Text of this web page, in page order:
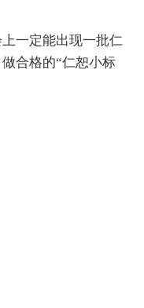
一定能出现一批仁
合格的“仁恕小标